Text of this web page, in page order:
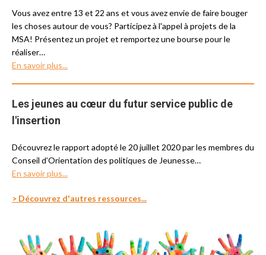
Vous avez entre 13 et 22 ans et vous avez envie de faire bouger
les choses autour de vous? Participez à l'appel à projets de la
MSA! Présentez un projet et remportez une bourse pour le
réaliser…
En savoir plus...
Les jeunes au cœur du futur service public de
l'insertion
Découvrez le rapport adopté le 20 juillet 2020 par les membres du
Conseil d’Orientation des politiques de Jeunesse…
En savoir plus...
> Découvrez d'autres ressources...